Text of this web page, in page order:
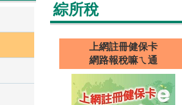
綜所稅
上網註冊健保卡
網路報稅嘛ㄟ通